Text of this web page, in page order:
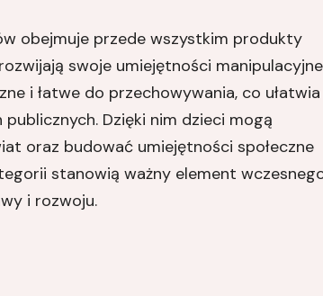
obejmuje przede wszystkim produkty
swoje umiejętności
i łatwe do przechowywania, co ułatwia
Dzięki nim dzieci mogą
oraz budować umiejętności społeczne
stanowią ważny element
i rozwoju.